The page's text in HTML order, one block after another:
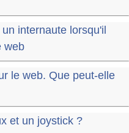
internaute lorsqu'il
web
le web. Que peut-elle
et un joystick ?